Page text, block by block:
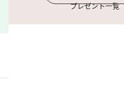
プレゼント一覧